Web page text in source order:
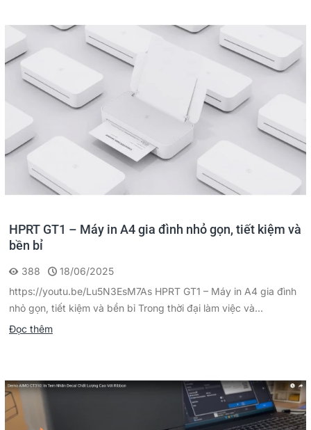
HPRT GT1 – Máy in A4 gia đình nhỏ gọn, tiết kiệm và
bền bỉ
388
18/06/2025
https://youtu.be/Lu5N3EsM7As HPRT GT1 – Máy in A4 gia đình
nhỏ gọn, tiết kiệm và bền bỉ Trong thời đại làm việc và...
Đọc thêm